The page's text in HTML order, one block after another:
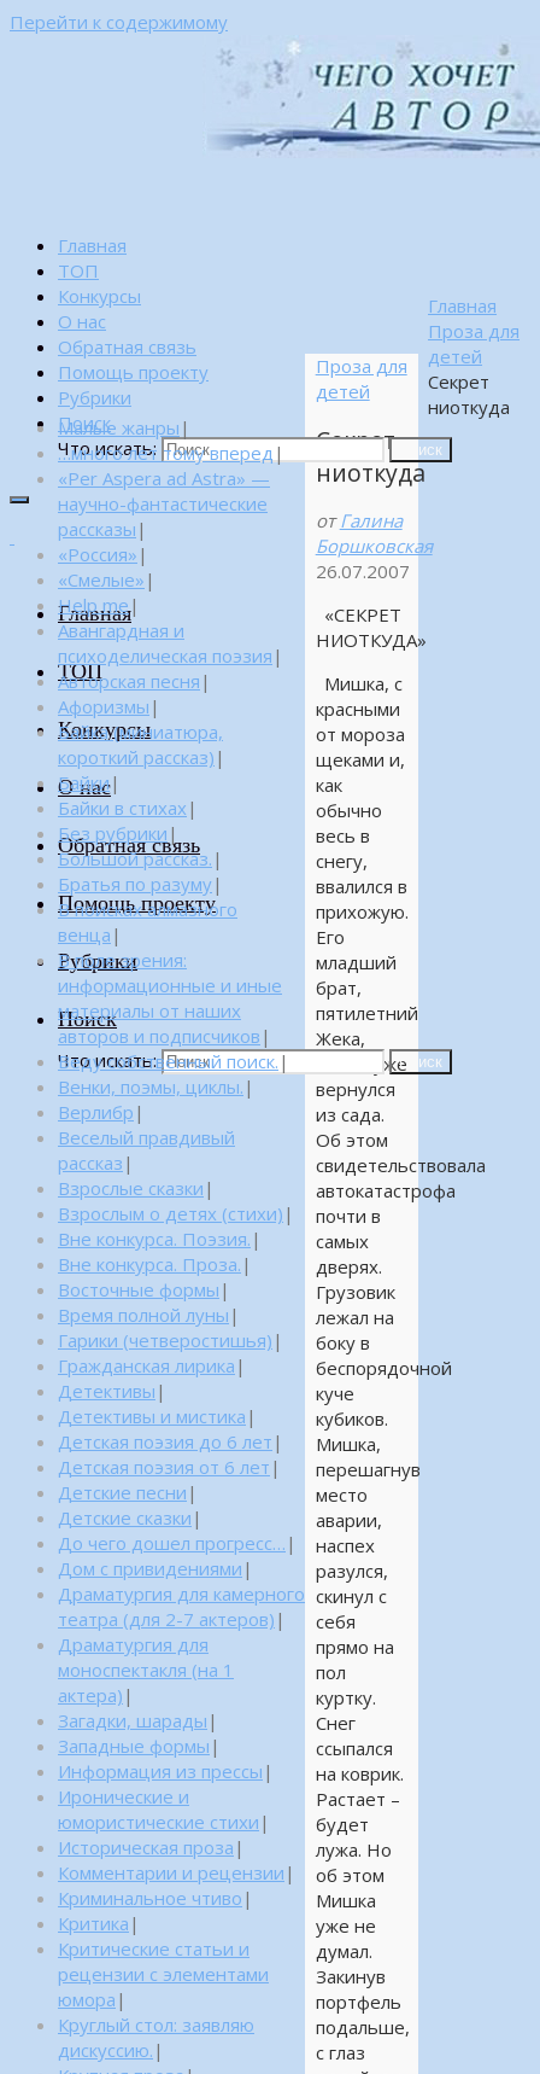
Перейти к содержимому
Главная
ТОП
Конкурсы
О нас
Обратная связь
Помощь проекту
Рубрики
Поиск
Что искать:
Поиск
Главная
ТОП
Конкурсы
О нас
Обратная связь
Помощь проекту
Рубрики
Поиск
Что искать: Поиск
Главная
Проза для
детей
Секрет
ниоткуда
Проза для
детей
Секрет
ниоткуда
от Галина
Боршковская
26.07.2007
«СЕКРЕТ
НИОТКУДА»
Мишка, с
красными
от мороза
щеками и,
как
обычно
весь в
снегу,
ввалился в
прихожую.
Его
младший
брат,
пятилетний
Жека,
давно уже
вернулся
из сада.
Об этом
свидетельствовала
автокатастрофа
почти в
самых
дверях.
Грузовик
лежал на
боку в
беспорядочной
куче
кубиков.
Мишка,
перешагнув
место
аварии,
наспех
разулся,
скинул с
себя
прямо на
пол
куртку.
Снег
ссыпался
на коврик.
Растает –
будет
лужа. Но
об этом
Мишка
уже не
думал.
Закинув
портфель
подальше,
с глаз
Малые жанры |
…много лет тому вперед |
«Per Aspera ad Astra» —
научно-фантастические
рассказы |
«Россия» |
«Смелые» |
Help me|
Авангардная и
психоделическая поэзия |
Авторская песня |
Афоризмы |
Байка (миниатюра,
короткий рассказ) |
Байки|
Байки в стихах |
Без рубрики |
Большой рассказ. |
Братья по разуму|
В поисках алмазного
венца |
В поле зрения:
информационные и иные
материалы от наших
авторов и подписчиков |
Веду собственный поиск. |
Венки, поэмы, циклы. |
Верлибр |
Веселый правдивый
рассказ |
Взрослые сказки |
Взрослым о детях (стихи) |
Вне конкурса. Поэзия. |
Вне конкурса. Проза. |
Восточные формы |
Время полной луны |
Гарики (четверостишья) |
Гражданская лирика |
Детективы |
Детективы и мистика |
Детская поэзия до 6 лет |
Детская поэзия от 6 лет |
Детские песни |
Детские сказки |
До чего дошел прогресс… |
Дом с привидениями |
Драматургия для камерного
театра (для 2-7 актеров) |
Драматургия для
моноспектакля (на 1
актера) |
Загадки, шарады |
Западные формы |
Информация из прессы |
Иронические и
юмористические стихи |
Историческая проза |
Комментарии и рецензии |
Криминальное чтиво |
Критика |
Критические статьи и
рецензии с элементами
юмора |
Круглый стол: заявляю
дискуссию. |